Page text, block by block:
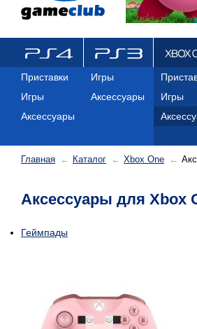
ps4
Приставки
Игры
Аксессуары
PS3
Игры
Аксессуары
Xbox
Игры
Главная Каталог Xbox One
Аксессуары для Xbox
Геймпады